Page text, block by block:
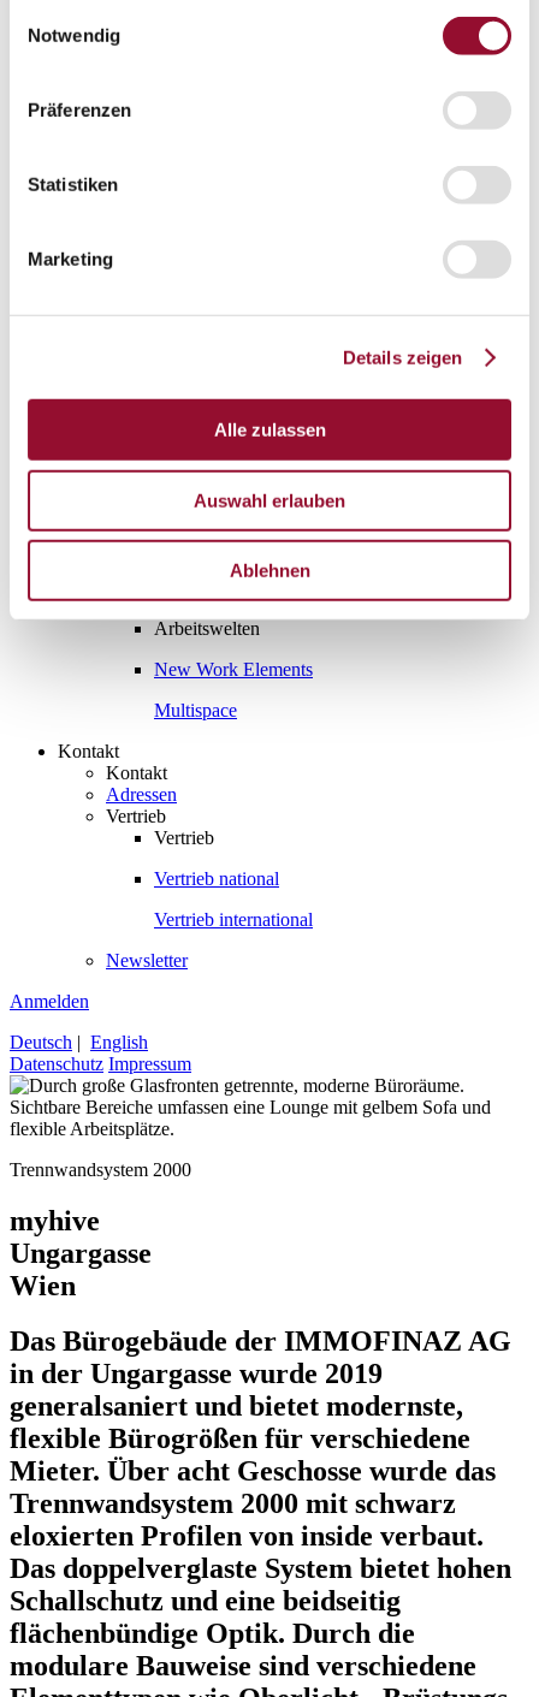
Notwendig
Präferenzen
Statistiken
Marketing
Details zeigen
Alle zulassen
Auswahl erlauben
Ablehnen
Fertigung und Montage
Presse
Pressespiegel
Pressekontakt
Arbeitswelten
Arbeitswelten
New Work Elements
Multispace
Kontakt
Kontakt
Adressen
Vertrieb
Vertrieb
Vertrieb national
Vertrieb international
Newsletter
Anmelden
Deutsch | English
Datenschutz Impressum
Trennwandsystem 2000
myhive
Ungargasse
Wien
Das Bürogebäude der IMMOFINAZ AG
in der Ungargasse wurde 2019
generalsaniert und bietet modernste,
flexible Bürogrößen für verschiedene
Mieter. Über acht Geschosse wurde das
Trennwandsystem 2000 mit schwarz
eloxierten Profilen von inside verbaut.
Das doppelverglaste System bietet hohen
Schallschutz und eine beidseitig
flächenbündige Optik. Durch die
modulare Bauweise sind verschiedene